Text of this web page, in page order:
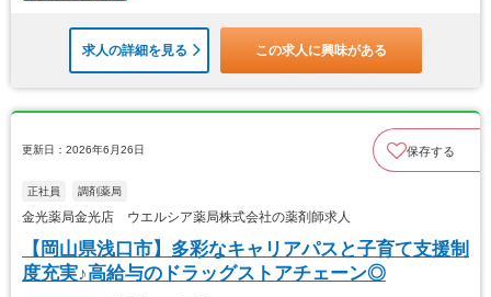
求人の詳細を見る この求人に興味がある
更新日：2026年6月26日 保存する
正社員 調剤薬局
金光薬局金光店 ウエルシア薬局株式会社の薬剤師求人
【岡山県浅口市】多彩なキャリアパスと子育て支援制
度充実♪高給与のドラッグストアチェーン◎